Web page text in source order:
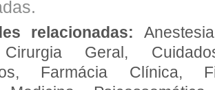
relacionadas:
Cirurgia Geral,
Farmácia Clínica,